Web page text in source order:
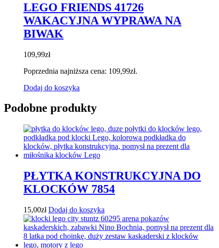
LEGO FRIENDS 41726
WAKACYJNA WYPRAWA NA
BIWAK
109,99zł
Poprzednia najniższa cena: 109,99zł.
Dodaj do koszyka
Podobne produkty
PŁYTKA KONSTRUKCYJNA DO
KLOCKÓW 7854
15,00zł Dodaj do koszyka